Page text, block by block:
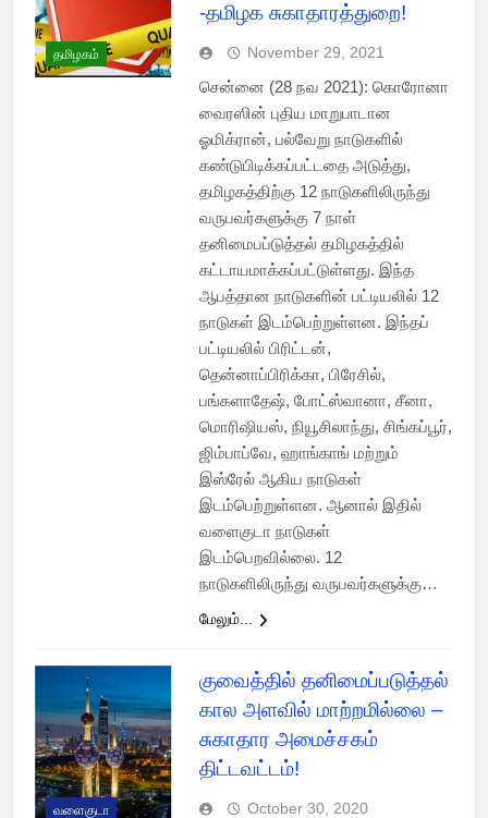
தமிழகம்
-தமிழக சுகாதாரத்துறை!
November 29, 2021
சென்னை (28 நவ 2021): கொரோனா
வைரஸின் புதிய மாறுபாடான
ஓமிக்ரான், பல்வேறு நாடுகளில்
கண்டுபிடிக்கப்பட்டதை அடுத்து,
தமிழகத்திற்கு 12 நாடுகளிலிருந்து
வருபவர்களுக்கு 7 நாள்
தனிமைபப்டுத்தல் தமிழகத்தில்
கட்டாயமாக்கப்பட்டுள்ளது. இந்த
ஆபத்தான நாடுகளின் பட்டியலில் 12
நாடுகள் இடம்பெற்றுள்ளன. இந்தப்
பட்டியலில் பிரிட்டன்,
தென்னாப்பிரிக்கா, பிரேசில்,
பங்களாதேஷ், போட்ஸ்வானா, சீனா,
மொரிஷியஸ், நியூசிலாந்து, சிங்கப்பூர்,
ஜிம்பாப்வே, ஹாங்காங் மற்றும்
இஸ்ரேல் ஆகிய நாடுகள்
இடம்பெற்றுள்ளன. ஆனால் இதில்
வளைகுடா நாடுகள்
இடம்பெறவில்லை. 12
நாடுகளிலிருந்து வருபவர்களுக்கு…
மேலும்...
வளைகுடா
குவைத்தில் தனிமைப்படுத்தல்
கால அளவில் மாற்றமில்லை –
சுகாதார அமைச்சகம்
திட்டவட்டம்!
October 30, 2020